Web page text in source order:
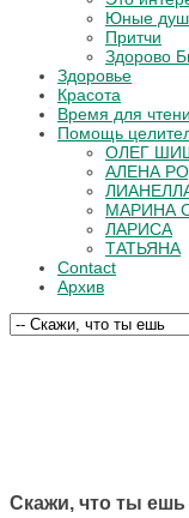
Юные
Притчи
Здорово
Здоровье
Красота
Время для
Помощь
ОЛЕГ
АЛЕНА
МАРИНА
ЛАРИСА
ТАТЬЯНА
Contact
Архив
Скажи, что ты ешь